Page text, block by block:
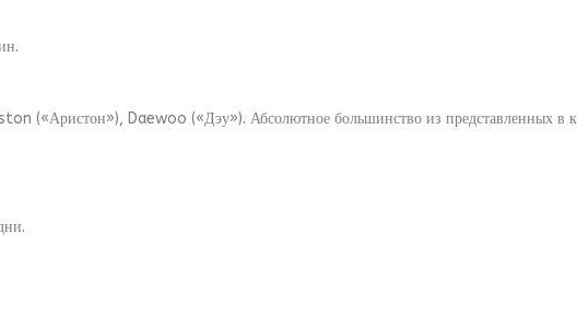
Daewoo («Дэу»). Абсолютное большинство из представленных в